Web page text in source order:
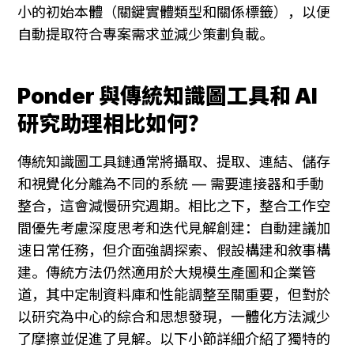
小的初始本體（關鍵實體類型和關係標籤），以便
自動提取符合專案需求並減少策劃負載。
Ponder 與傳統知識圖工具和 AI
研究助理相比如何？
傳統知識圖工具鏈通常將攝取、提取、連結、儲存
和視覺化分離為不同的系統 — 需要連接器和手動
整合，這會減慢研究週期。相比之下，整合工作空
間優先考慮深度思考和迭代見解創建：自動建議加
速日常任務，但介面強調探索、假設構建和敘事構
建。傳統方法仍然適用於大規模生產圖和企業管
道，其中定制資料庫和性能調整至關重要，但對於
以研究為中心的綜合和思想發現，一體化方法減少
了摩擦並促進了見解。以下小節詳細介紹了獨特的